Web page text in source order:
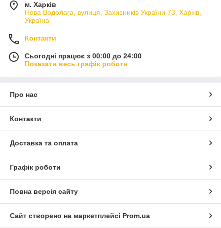
м. Харків
Нова Водолага, вулиця, Захисників України 73, Харків,
Україна
Контакти
Сьогодні працює з 00:00 до 24:00
Показати весь графік роботи
Про нас
Контакти
Доставка та оплата
Графік роботи
Повна версія сайту
Сайт створено на маркетплейсі Prom.ua